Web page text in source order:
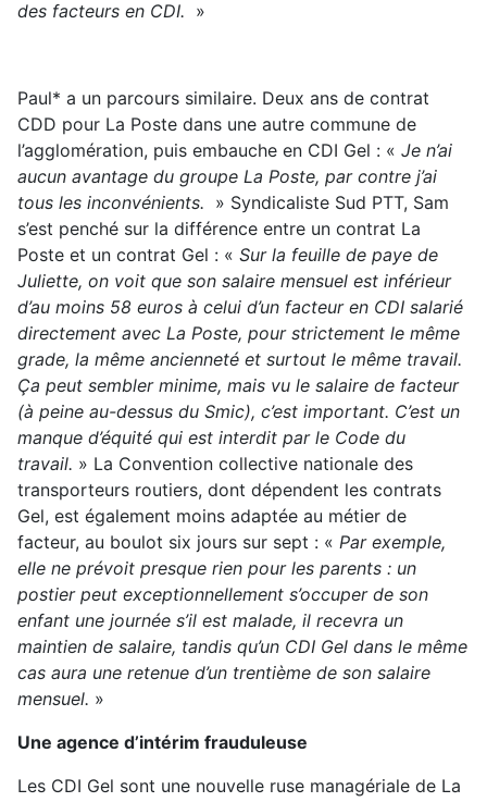
des facteurs en CDI. »
Paul* a un parcours similaire. Deux ans de contrat
CDD pour La Poste dans une autre commune de
l’agglomération, puis embauche en CDI Gel : « Je n’ai
aucun avantage du groupe La Poste, par contre j’ai
tous les inconvénients. » Syndicaliste Sud PTT, Sam
s’est penché sur la différence entre un contrat La
Poste et un contrat Gel : « Sur la feuille de paye de
Juliette, on voit que son salaire mensuel est inférieur
d’au moins 58 euros à celui d’un facteur en CDI salarié
directement avec La Poste, pour strictement le même
grade, la même ancienneté et surtout le même travail.
Ça peut sembler minime, mais vu le salaire de facteur
(à peine au-dessus du Smic), c’est important. C’est un
manque d’équité qui est interdit par le Code du
travail. » La Convention collective nationale des
transporteurs routiers, dont dépendent les contrats
Gel, est également moins adaptée au métier de
facteur, au boulot six jours sur sept : « Par exemple,
elle ne prévoit presque rien pour les parents : un
postier peut exceptionnellement s’occuper de son
enfant une journée s’il est malade, il recevra un
maintien de salaire, tandis qu’un CDI Gel dans le même
cas aura une retenue d’un trentième de son salaire
mensuel. »
Une agence d’intérim frauduleuse
Les CDI Gel sont une nouvelle ruse managériale de La